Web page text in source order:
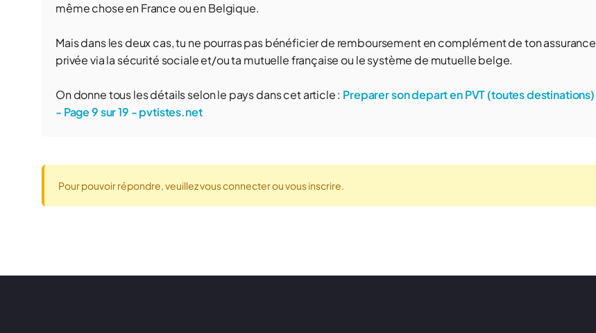
même chose en France ou en Belgique.
Mais dans les deux cas, tu ne pourras pas bénéficier de remboursement en complément de ton assurance
privée via la sécurité sociale et/ou ta mutuelle française ou le système de mutuelle belge.
On donne tous les détails selon le pays dans cet article : Preparer son depart en PVT (toutes destinations)
- Page 9 sur 19 - pvtistes.net
Pour pouvoir répondre, veuillez vous connecter ou vous inscrire.